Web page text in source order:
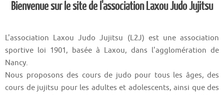
Bienvenue sur le site de l'association Laxou Judo Jujitsu
L'association Laxou Judo Jujitsu (L2J) est une association
sportive loi 1901, basée à Laxou, dans l'agglomération de
Nancy.
Nous proposons des cours de judo pour tous les âges, des
cours de jujitsu pour les adultes et adolescents, ainsi que des